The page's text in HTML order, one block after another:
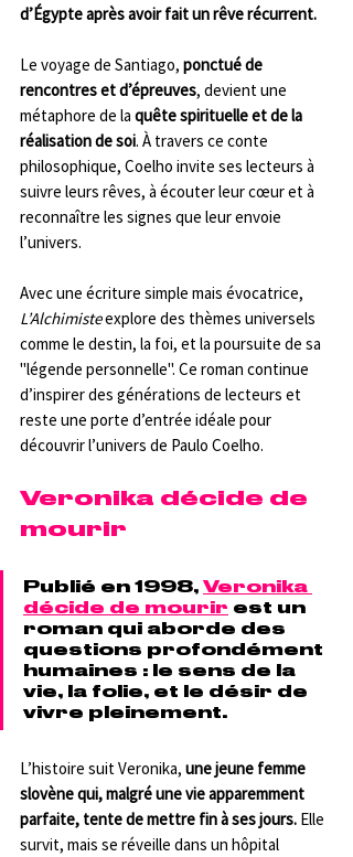
d’Égypte après avoir fait un rêve récurrent.
Le voyage de Santiago, ponctué de
rencontres et d’épreuves, devient une
métaphore de la quête spirituelle et de la
réalisation de soi. À travers ce conte
philosophique, Coelho invite ses lecteurs à
suivre leurs rêves, à écouter leur cœur et à
reconnaître les signes que leur envoie
l’univers.
Avec une écriture simple mais évocatrice,
L’Alchimiste explore des thèmes universels
comme le destin, la foi, et la poursuite de sa
"légende personnelle". Ce roman continue
d’inspirer des générations de lecteurs et
reste une porte d’entrée idéale pour
découvrir l’univers de Paulo Coelho.
Veronika décide de
mourir
Publié en 1998, Veronika
décide de mourir est un
roman qui aborde des
questions profondément
humaines : le sens de la
vie, la folie, et le désir de
vivre pleinement.
L’histoire suit Veronika, une jeune femme
slovène qui, malgré une vie apparemment
parfaite, tente de mettre fin à ses jours. Elle
survit, mais se réveille dans un hôpital